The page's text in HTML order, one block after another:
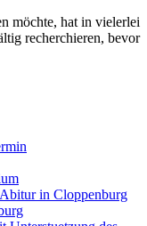
möchte, hat in vielerlei
recherchieren, bevor
in Cloppenburg